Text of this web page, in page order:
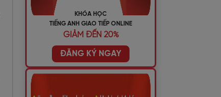
KHÓA HỌC
TIẾNG ANH GIAO TIẾP ONLINE
GIẢM ĐẾN 20%
ĐĂNG KÝ NGAY